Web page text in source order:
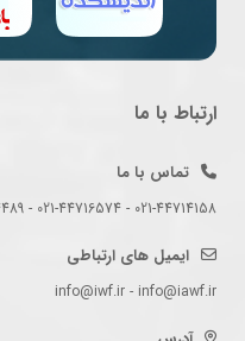
ارتباط با ما
تماس با ما
021-44714158 - 021-44716574 - 021-44714489
ایمیل های ارتباطی
info@iwf.ir - info@iawf.ir